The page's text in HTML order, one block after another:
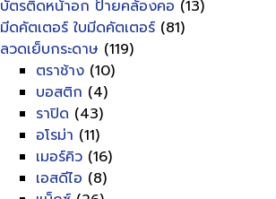
บัตรติดหน้าอก ป้ายคล้องคอ (13)
มีดคัตเตอร์ ใบมีดคัตเตอร์ (81)
ลวดเย็บกระดาษ (119)
ตราช้าง (10)
บอสติก (4)
ราปิด (43)
อโรม่า (11)
เมอร์คิว (16)
เอสดีไอ (8)